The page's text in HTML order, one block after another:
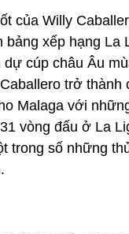
của Willy
bảng xếp hạng La
dự cúp châu Âu
trở thành
Malaga với
vòng đấu ở La
trong số những